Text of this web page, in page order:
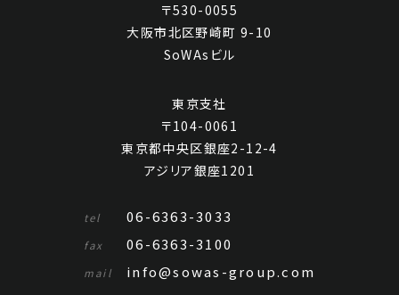
〒530-0055
大阪市北区野崎町 9-10
SoWAsビル
東京支社
〒104-0061
東京都中央区銀座2-12-4
アジリア銀座1201
tel 06-6363-3033
fax 06-6363-3100
mail info@sowas-group.com